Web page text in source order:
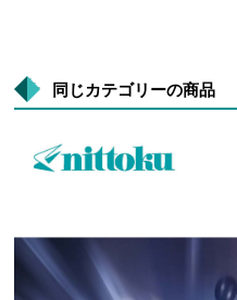
同じカテゴリーの商品